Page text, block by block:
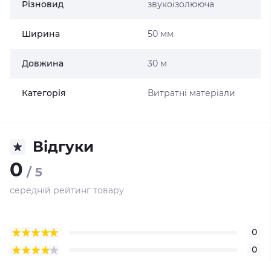
Різновид звукоізолююча
Ширина 50 мм
Довжина 30 м
Категорія Витратні матеріали
Відгуки
0 / 5
середній рейтинг товару
0
0